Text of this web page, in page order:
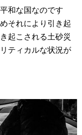
和な国なのです
それにより引き起
起こされる土砂災
ティカルな状況が